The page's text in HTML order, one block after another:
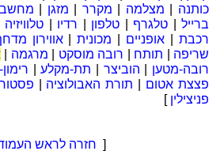
כותנה
מצלמה מקרר מזגן מחשב
ברייל
טלגרף טלפון רדיו טלוויזיה
רכבת| אופניים מכונית|אווירון
שריפה
תותח רובה מוסקט מרגמה |
רובה-מטען
הוביצר תת-מקלע|
פצצת אטום
תורת האבולוציה פסטור
פניצילין ]
[ חזרה לראש